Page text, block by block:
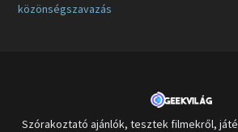
közönségszavazás
Szórakoztató ajánlók, tesztek filmekről,